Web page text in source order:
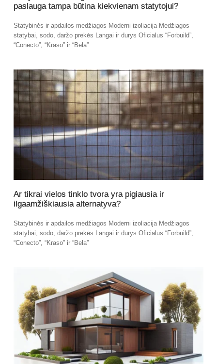
paslauga tampa būtina kiekvienam statytojui?
Statybinės ir apdailos medžiagos Moderni izoliacija Medžiagos
statybai, sodo, daržo prekės Langai ir durys Oficialus “Forbuild”,
“Conecto”, “Kraso” ir “Bela”
Ar tikrai vielos tinklo tvora yra pigiausia ir
ilgaamžiškiausia alternatyva?
Statybinės ir apdailos medžiagos Moderni izoliacija Medžiagos
statybai, sodo, daržo prekės Langai ir durys Oficialus “Forbuild”,
“Conecto”, “Kraso” ir “Bela”